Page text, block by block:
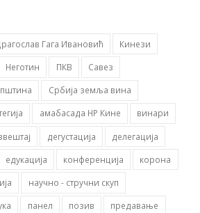
Гага Ивановић
Кинези
Неготин ПКВ
Савез
Србија земља вина
амабасада НР Кине
винари
дегустација
делегација
едукација конференција
корона
научно - стручни скуп
панел позив
предавање